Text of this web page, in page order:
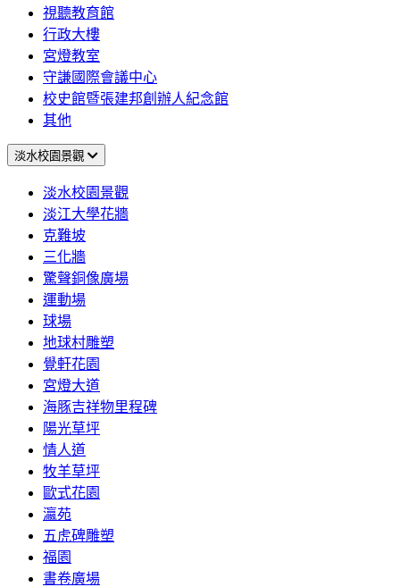
視聽教育館
行政大樓
宮燈教室
守謙國際會議中心
校史館暨張建邦創辦人紀念館
其他
淡水校園景觀
淡水校園景觀
淡江大學花牆
克難坡
三化牆
驚聲銅像廣場
運動場
球場
地球村雕塑
覺軒花園
宮燈大道
海豚吉祥物里程碑
陽光草坪
情人道
牧羊草坪
歐式花園
瀛苑
五虎碑雕塑
福園
書卷廣場